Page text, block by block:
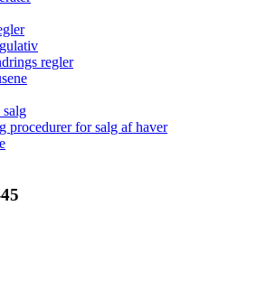
regler
procedurer for salg af haver